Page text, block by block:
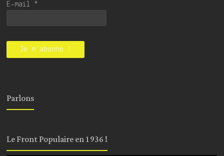
E-mail *
Parlons
Le Front Populaire en 1936 !